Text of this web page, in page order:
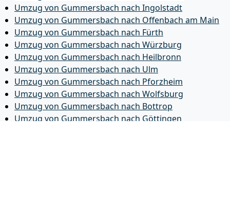
Umzug von Gummersbach nach Ingolstadt
Umzug von Gummersbach nach Offenbach am Main
Umzug von Gummersbach nach Fürth
Umzug von Gummersbach nach Würzburg
Umzug von Gummersbach nach Heilbronn
Umzug von Gummersbach nach Ulm
Umzug von Gummersbach nach Pforzheim
Umzug von Gummersbach nach Wolfsburg
Umzug von Gummersbach nach Bottrop
Umzug von Gummersbach nach Göttingen